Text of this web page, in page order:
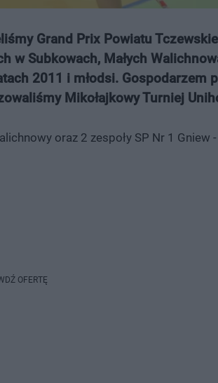
Grand Prix Powiatu
w Subkowach, Małych
2011 i młodsi. Gospodarzem
Mikołajkowy Turniej
oraz 2 zespoły SP Nr 1 Gniew
OFERTĘ